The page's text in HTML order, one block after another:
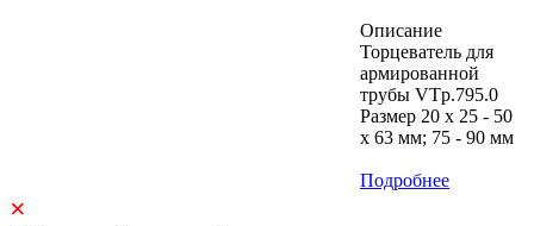
Описание
Торцеватель для
армированной
трубы VTp.795.0
Размер 20 x 25 - 50
х 63 мм; 75 - 90 мм
Подробнее
×